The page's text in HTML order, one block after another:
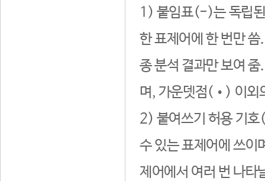
1) 붙임표(-)는 독립된
한 표제어에 한 번만
종 분석 결과만 보여
며, 가운뎃점(•) 이외
2) 붙여쓰기 허용 기호
수 있는 표제어에 쓰이
제어에서 여러 번 나타